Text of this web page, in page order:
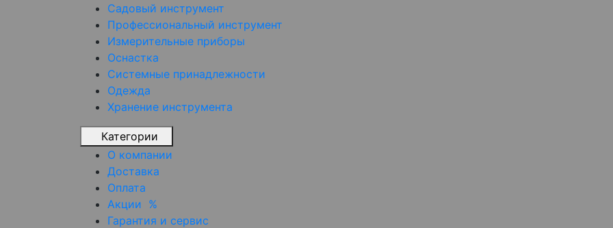
Садовый инструмент
Профессиональный инструмент
Измерительные приборы
Оснастка
Системные принадлежности
Одежда
Хранение инструмента
Категории
О компании
Доставка
Оплата
Акции %
Гарантия и сервис